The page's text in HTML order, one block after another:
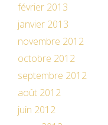
février 2013
janvier 2013
novembre 2012
octobre 2012
septembre 2012
août 2012
juin 2012